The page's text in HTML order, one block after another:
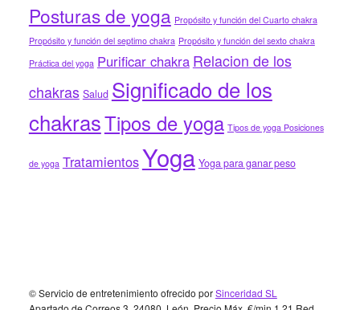
Posturas de yoga Propósito y función del Cuarto chakra
Propósito y función del septimo chakra Propósito y función del sexto chakra
Práctica del yoga Purificar chakra Relacion de los
chakras Salud Significado de los
chakrasTipos de yoga Tipos de yoga Posiciones
de yoga TratamientosYoga Yoga para ganar peso
Footer
© Servicio de entretenimiento ofrecido porSinceridad SL